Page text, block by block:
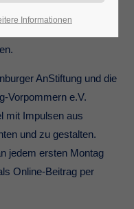
mehr Menschen
bietet sowohl
AnStiftung und die
Vorpommern e.V.
mit Impulsen aus
und zu gestalten.
jedem ersten Montag
Online-Beitrag per
Informationen